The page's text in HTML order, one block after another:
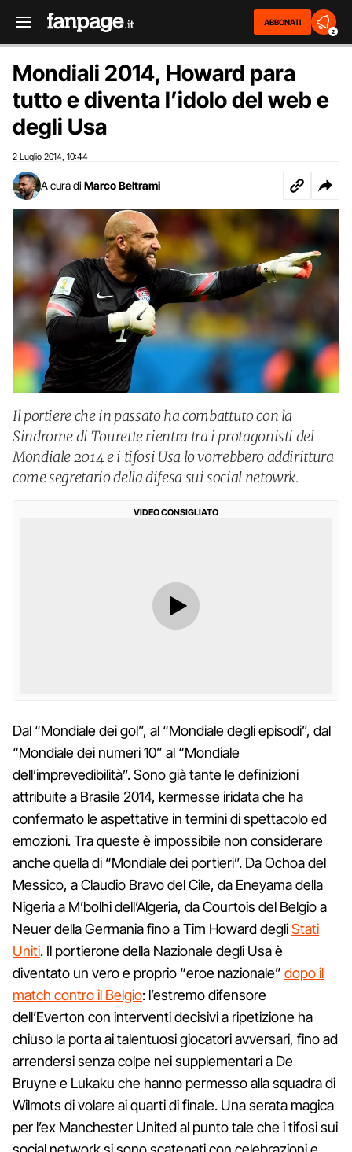
ABBONATI
2
Mondiali 2014, Howard para
tutto e diventa l’idolo del web e
degli Usa
2 Luglio 2014 10:44
A cura di Marco Beltrami
Il portiere che in passato ha combattuto con la
Sindrome di Tourette rientra tra i protagonisti del
Mondiale 2014 e i tifosi Usa lo vorrebbero addirittura
come segretario della difesa sui social netowrk.
VIDEO CONSIGLIATO
Dal “Mondiale dei gol”, al “Mondiale degli episodi”, dal
“Mondiale dei numeri 10” al “Mondiale
dell’imprevedibilità”. Sono già tante le definizioni
attribuite a Brasile 2014, kermesse iridata che ha
confermato le aspettative in termini di spettacolo ed
emozioni. Tra queste è impossibile non considerare
anche quella di “Mondiale dei portieri”. Da Ochoa del
Messico, a Claudio Bravo del Cile, da Eneyama della
Nigeria a M’bolhi dell’Algeria, da Courtois del Belgio a
Neuer della Germania fino a Tim Howard degliStati
Uniti. Il portierone della Nazionale degli Usa è
diventato un vero e proprio “eroe nazionale” dopo il
match contro il Belgio: l’estremo difensore
dell’Everton con interventi decisivi a ripetizione ha
chiuso la porta ai talentuosi giocatori avversari, fino ad
arrendersi senza colpe nei supplementari a De
Bruyne e Lukaku che hanno permesso alla squadra di
Wilmots di volare ai quarti di finale. Una serata magica
per l’ex Manchester United al punto tale che i tifosi sui